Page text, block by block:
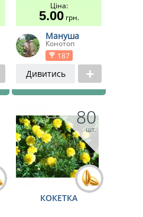
Ціна:
5.00грн.
Мануша
Конотоп
187
Дивитись
80
шт.
КОКЕТКА